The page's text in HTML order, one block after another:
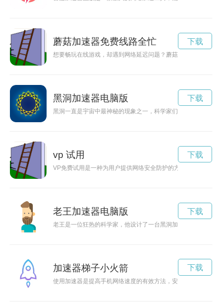
蘑菇加速器免费线路全忙
想要畅玩在线游戏，却遇到网络延迟问题？蘑菇加速器app可
下载
黑洞加速器电脑版
黑洞一直是宇宙中最神秘的现象之一，科学家们一直在努力研
下载
vp 试用
VP免费试用是一种为用户提供网络安全防护的方式，通过试用
下载
老王加速器电脑版
老王是一位狂热的科学家，他设计了一台黑洞加速器并开始探索
下载
加速器梯子小火箭
使用加速器是提高手机网络速度的有效方法，安卓系统上有各
下载